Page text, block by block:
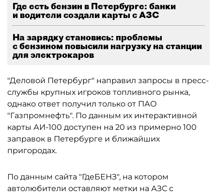
Где есть бензин в Петербурге: банки
и водители создали карты с АЗС
На зарядку становись: проблемы
с бензином повысили нагрузку на станции
для электрокаров
"Деловой Петербург" направил запросы в пресс-
службы крупных игроков топливного рынка,
однако ответ получил только от ПАО
"Газпромнефть". По данным их интерактивной
карты АИ-100 доступен на 20 из примерно 100
заправок в Петербурге и ближайших
пригородах.
По данным сайта "ГдеБЕНЗ", на котором
автолюбители оставляют метки на АЗС с